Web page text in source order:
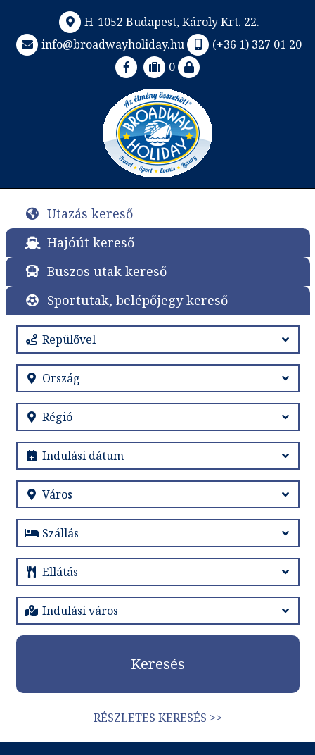
H-1052 Budapest, Károly Krt. 22.
info@broadwayholiday.hu
(+36 1) 327 01 20
0
Utazás kereső
Hajóút kereső
Buszos utak kereső
Sportutak, belépőjegy kereső
Keresés
RÉSZLETES KERESÉS >>